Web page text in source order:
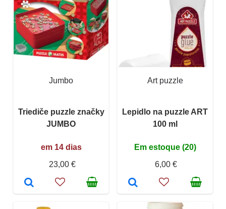
Jumbo
Triediče puzzle značky
JUMBO
em 14 dias
23,00 €
Art puzzle
Lepidlo na puzzle ART
100 ml
Em estoque (20)
6,00 €